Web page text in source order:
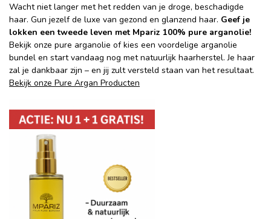
Wacht niet langer met het redden van je droge, beschadigde
haar. Gun jezelf de luxe van gezond en glanzend haar. Geef je
lokken een tweede leven met Mpariz 100% pure arganolie!
Bekijk onze pure arganolie of kies een voordelige arganolie
bundel en start vandaag nog met natuurlijk haarherstel. Je haar
zal je dankbaar zijn – en jij zult versteld staan van het resultaat.
Bekijk onze Pure Argan Producten